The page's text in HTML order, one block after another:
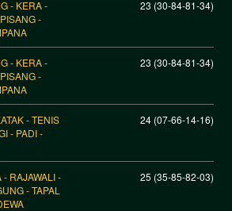
- KERA -
-
23 (30-84-81-34)
- KERA -
-
23 (30-84-81-34)
- TENIS
- PADI -
24 (07-66-14-16)
RAJAWALI -
- TAPAL
25 (35-85-82-03)